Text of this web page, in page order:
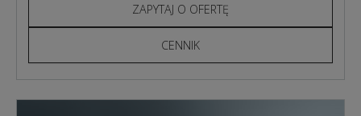
ZAPYTAJ O OFERTĘ
CENNIK